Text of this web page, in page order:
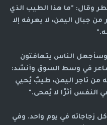
وقال: "ما هذا الطيب الذي
جبال اليمن، لا يعرفه إلا
وسأجعل الناس يتهافتون
في وسط السوق وأنشد:
من تاجر اليمن، طيبٌ يُحيي
النفس أثرًا لا يُمحى."
زجاجاته في يوم واحد. وفي